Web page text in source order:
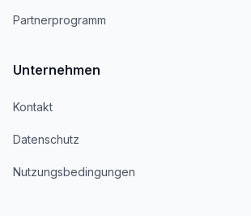
Partnerprogramm
Unternehmen
Kontakt
Datenschutz
Nutzungsbedingungen